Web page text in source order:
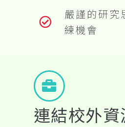
嚴謹的研究
練機會
連結校外資